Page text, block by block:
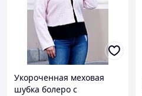
Укороченная меховая
шубка болеро с